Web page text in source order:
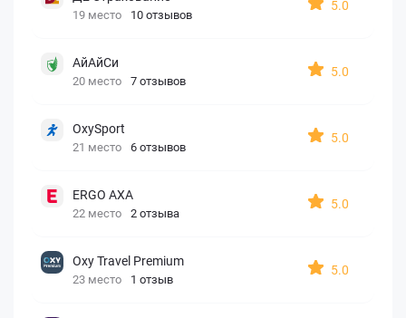
19 место 10 отзывов
5.0
АйАйСи
20 место 7 отзывов
5.0
OxySport
21 место 6 отзывов
5.0
ERGO AXA
22 место 2 отзыва
5.0
Oxy Travel Premium
23 место 1 отзыв
5.0